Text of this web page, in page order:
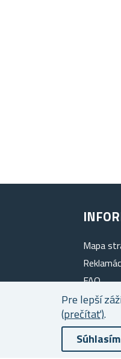
Pre lepší
(prečítať).
Súhlasím
Mapa
FAQ
O nás
Doprava
Ochrana